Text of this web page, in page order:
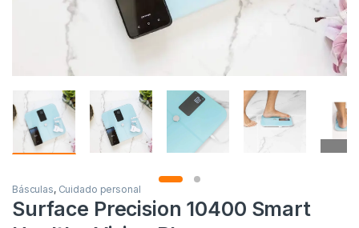
Básculas, Cuidado personal
Surface Precision 10400 Smart